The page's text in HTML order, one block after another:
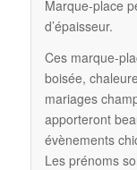
Marque-place
d’épaisseur.
Ces marque-
boisée,
mariages
apporteront
évènements
Les prénoms